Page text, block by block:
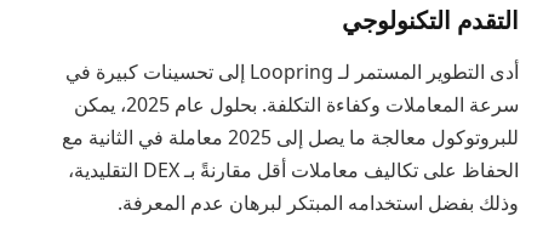
التقدم التكنولوجي
أدى التطوير المستمر لـ Loopring إلى تحسينات كبيرة في
سرعة المعاملات وكفاءة التكلفة. بحلول عام 2025، يمكن
للبروتوكول معالجة ما يصل إلى 2025 معاملة في الثانية مع
الحفاظ على تكاليف معاملات أقل مقارنةً بـ DEX التقليدية،
وذلك بفضل استخدامه المبتكر لبرهان عدم المعرفة.